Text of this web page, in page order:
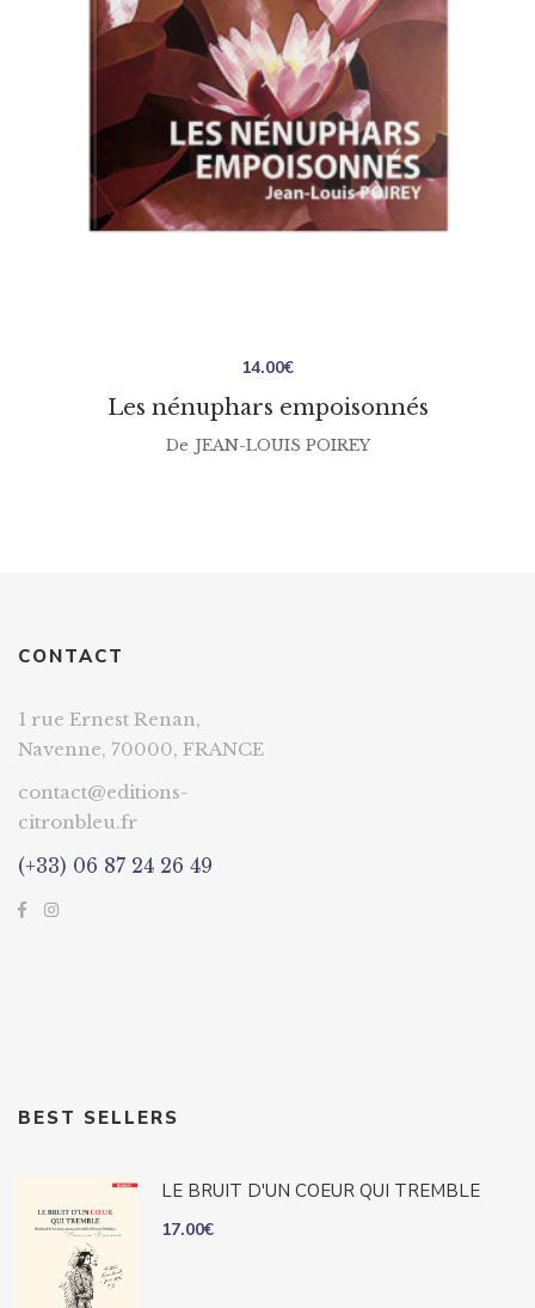
Les nénuphars empoisonnés
14.00€
De JEAN-LOUIS POIREY
CONTACT
1 rue Ernest Renan,
Navenne, 70000, FRANCE
contact@editions-
citronbleu.fr
(+33) 06 87 24 26 49
BEST SELLERS
LE BRUIT D'UN COEUR QUI TREMBLE
17.00€